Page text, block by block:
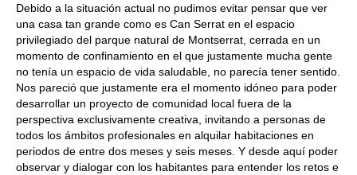
Debido a la situación actual no pudimos evitar pensar que ver
una casa tan grande como es Can Serrat en el espacio
privilegiado del parque natural de Montserrat, cerrada en un
momento de confinamiento en el que justamente mucha gente
no tenía un espacio de vida saludable, no parecía tener sentido.
Nos pareció que justamente era el momento idóneo para poder
desarrollar un proyecto de comunidad local fuera de la
perspectiva exclusivamente creativa, invitando a personas de
todos los ámbitos profesionales en alquilar habitaciones en
periodos de entre dos meses y seis meses. Y desde aquí poder
observar y dialogar con los habitantes para entender los retos e